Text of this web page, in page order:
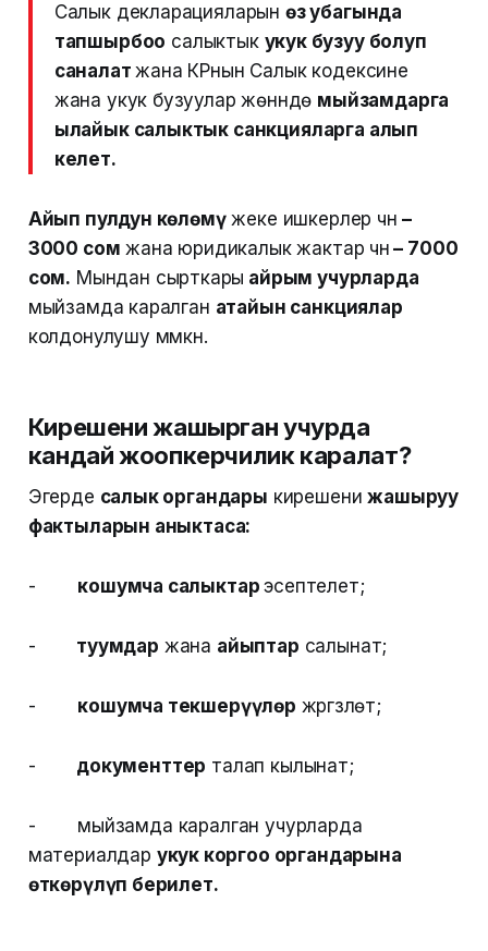
Салык декларацияларын өз убагында
тапшырбоо салыктык укук бузуу болуп
саналатжана КРнын Салык кодексине
жана укук бузуулар жөнүндө мыйзамдарга
ылайык салыктык санкцияларга алып
келет.
Айып пулдун көлөмүжеке ишкерлер үчүн–
3000 сом жана юридикалык жактар ​​үчүн – 7000
сом. Мындан сырткары айрым учурларда
мыйзамда каралган атайын санкциялар
колдонулушу мүмкүн.
Кирешени жашырган учурда
кандай жоопкерчилик каралат?
Эгерде салык органдары кирешенижашыруу
фактыларын аныктаса:
- кошумча салыктарэсептелет;
- туумдар жана айыптар салынат;
- кошумча текшерүүлөр жүргүзүлөт;
- документтер талап кылынат;
- мыйзамда каралган учурларда
материалдар укук коргоо органдарына
өткөрүлүп берилет.